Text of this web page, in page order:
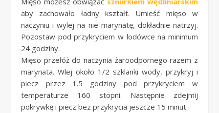
aby zachowało ładny kształt. Umieść mięso w
naczyniu i wylej na nie marynatę, dokładnie natrzyj.
Pozostaw pod przykryciem w lodówce na minimum
24 godziny.
Mięso przełóż do naczynia żaroodpornego razem z
marynata. Wlej około 1/2 szklanki wody, przykryj i
piecz przez 1.5 godziny pod przykryciem w
temperaturze 160 stopni. Następnie zdejmij
pokrywkę i piecz bez przykrycia jeszcze 15 minut.